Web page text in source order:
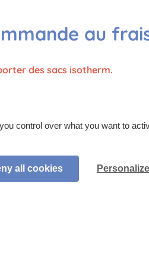
repas
L'EPICURIEN
25,19€ TTC unité
Soit au total :100,76€ TTC
au
des sacs isotherm.
place dans vos frigos,
control over what you want to
all cookies Personalize